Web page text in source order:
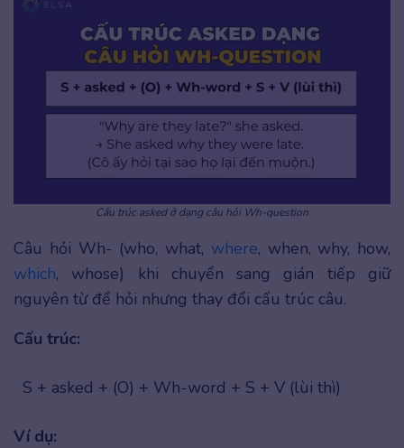
Cấu trúc asked ở dạng câu hỏi Wh-question
Câu hỏi Wh- (who, what, where, when, why, how,
which, whose) khi chuyển sang gián tiếp giữ
nguyên từ để hỏi nhưng thay đổi cấu trúc câu.
Cấu trúc:
S + asked + (O) + Wh-word + S + V (lùi thì)
Ví dụ: